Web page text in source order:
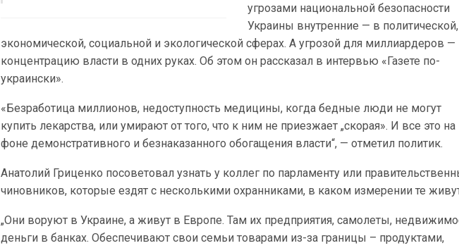
угрозами национальной безопасности
Украины внутренние — в политической,
экономической, социальной и экологической сферах. А угрозой для миллиардеров —
концентрацию власти в одних руках. Об этом он рассказал в интервью «Газете по-
украински».
«Безработица миллионов, недоступность медицины, когда бедные люди не могут
купить лекарства, или умирают от того, что к ним не приезжает „скорая». И все это на
фоне демонстративного и безнаказанного обогащения власти“, — отметил политик.
Анатолий Гриценко посоветовал узнать у коллег по парламенту или
чиновников, которые ездят с несколькими охранниками, в каком измерении те
„Они воруют в Украине, а живут в Европе. Там их предприятия, самолеты,
деньги в банках. Обеспечивают свои семьи товарами из-за границы – продуктами,